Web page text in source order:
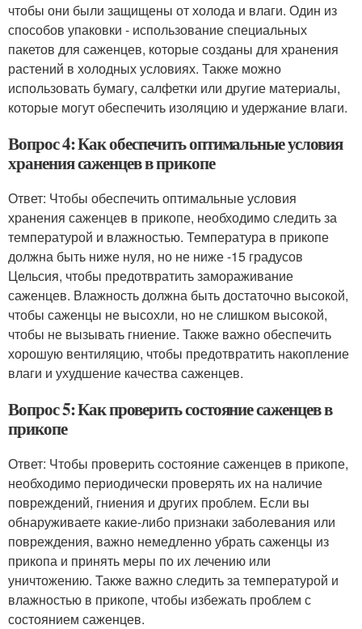
чтобы они были защищены от холода и влаги. Один из
способов упаковки - использование специальных
пакетов для саженцев, которые созданы для хранения
растений в холодных условиях. Также можно
использовать бумагу, салфетки или другие материалы,
которые могут обеспечить изоляцию и удержание влаги.
Вопрос 4: Как обеспечить оптимальные условия
хранения саженцев в прикопе
Ответ: Чтобы обеспечить оптимальные условия
хранения саженцев в прикопе, необходимо следить за
температурой и влажностью. Температура в прикопе
должна быть ниже нуля, но не ниже -15 градусов
Цельсия, чтобы предотвратить замораживание
саженцев. Влажность должна быть достаточно высокой,
чтобы саженцы не высохли, но не слишком высокой,
чтобы не вызывать гниение. Также важно обеспечить
хорошую вентиляцию, чтобы предотвратить накопление
влаги и ухудшение качества саженцев.
Вопрос 5: Как проверить состояние саженцев в
прикопе
Ответ: Чтобы проверить состояние саженцев в прикопе,
необходимо периодически проверять их на наличие
повреждений, гниения и других проблем. Если вы
обнаруживаете какие-либо признаки заболевания или
повреждения, важно немедленно убрать саженцы из
прикопа и принять меры по их лечению или
уничтожению. Также важно следить за температурой и
влажностью в прикопе, чтобы избежать проблем с
состоянием саженцев.